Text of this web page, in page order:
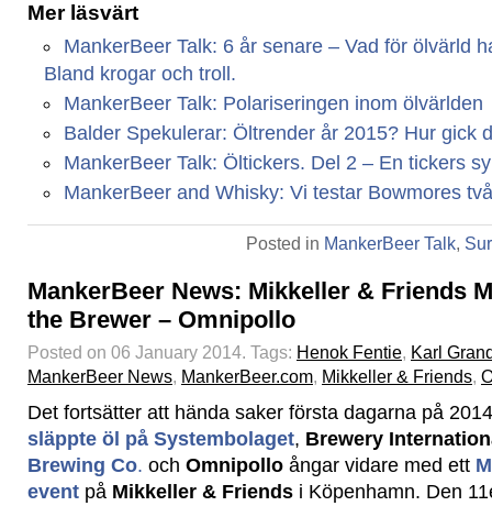
Mer läsvärt
MankerBeer Talk: 6 år senare – Vad för ölvärld
Bland krogar och troll.
MankerBeer Talk: Polariseringen inom ölvärlden
Balder Spekulerar: Öltrender år 2015? Hur gick
MankerBeer Talk: Öltickers. Del 2 – En tickers
MankerBeer and Whisky: Vi testar Bowmores
Posted in MankerBeer Talk,
MankerBeer News: Mikkeller & Friends
the Brewer – Omnipollo
Posted on 06 January 2014. Tags: Henok Fentie, Karl
MankerBeer News, MankerBeer.com, Mikkeller & Friends,
Det fortsätter att hända saker första dagarna på
släppte öl på Systembolaget, Brewery
Brewing Co. och Omnipollo ångar vidare med ett
event på Mikkeller & Friends i Köpenhamn. Den